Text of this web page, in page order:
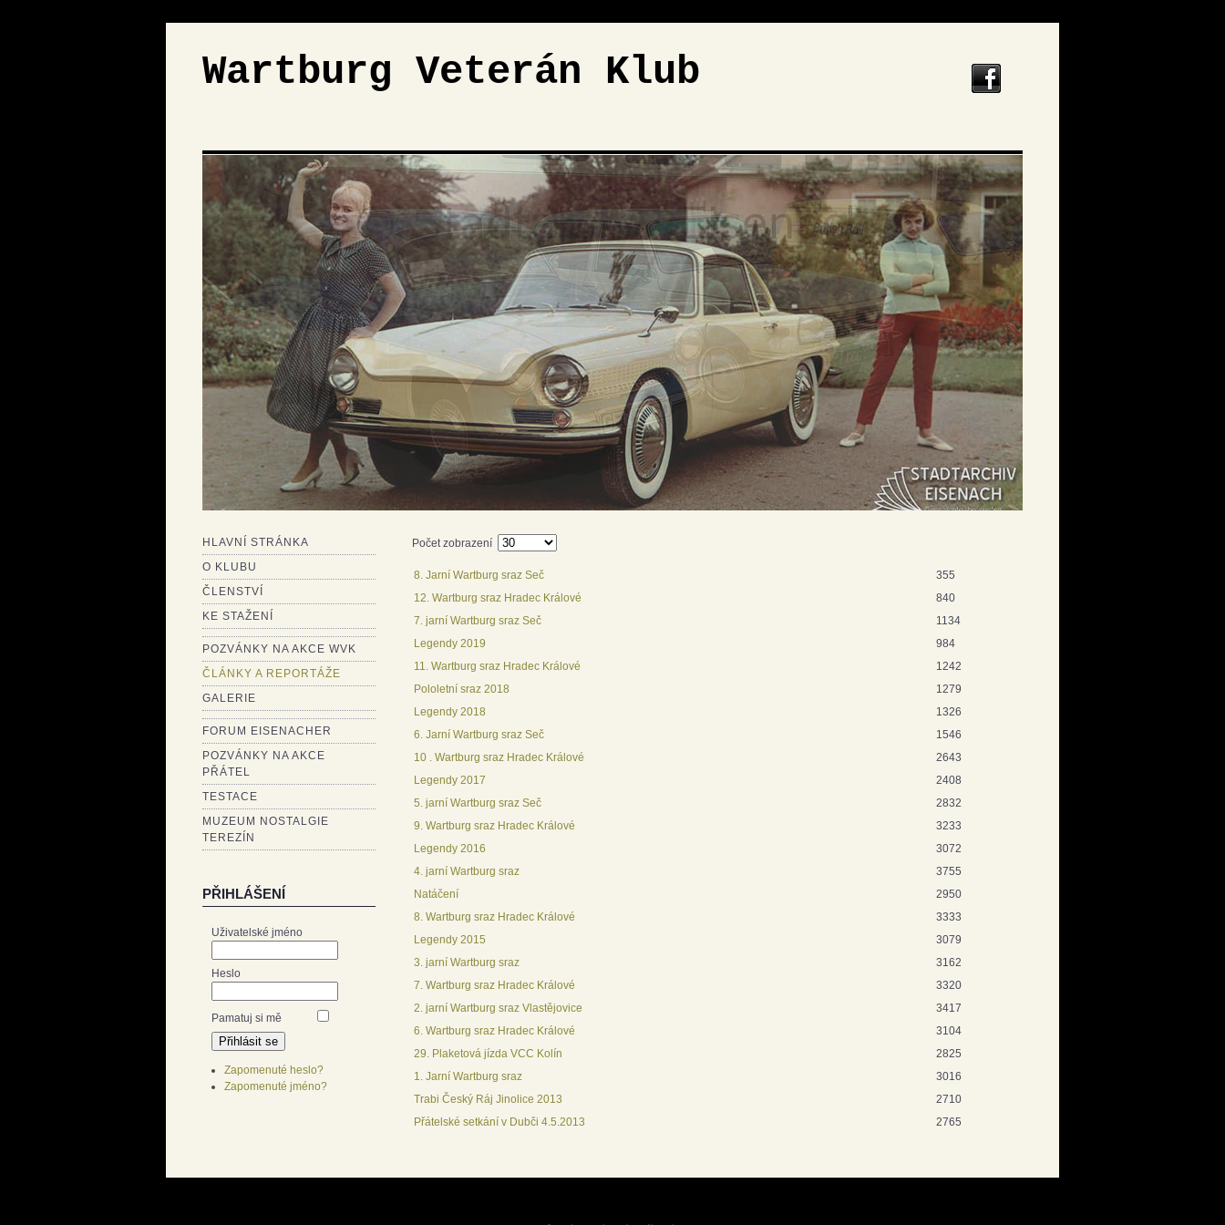
Wartburg Veterán Klub
HLAVNÍ STRÁNKA
O KLUBU
ČLENSTVÍ
KE STAŽENÍ
POZVÁNKY NA AKCE WVK
ČLÁNKY A REPORTÁŽE
GALERIE
FORUM EISENACHER
POZVÁNKY NA AKCE
PŘÁTEL
TESTACE
MUZEUM NOSTALGIE
TEREZÍN
PŘIHLÁŠENÍ
Uživatelské jméno
Heslo
Pamatuj si mě
Zapomenuté heslo?
Zapomenuté jméno?
Počet zobrazení
8. Jarní Wartburg sraz Seč
355
12. Wartburg sraz Hradec Králové
840
7. jarní Wartburg sraz Seč
1134
Legendy 2019
984
11. Wartburg sraz Hradec Králové
1242
Pololetní sraz 2018
1279
Legendy 2018
1326
6. Jarní Wartburg sraz Seč
1546
10 . Wartburg sraz Hradec Králové
2643
Legendy 2017
2408
5. jarní Wartburg sraz Seč
2832
9. Wartburg sraz Hradec Králové
3233
Legendy 2016
3072
4. jarní Wartburg sraz
3755
Natáčení
2950
8. Wartburg sraz Hradec Králové
3333
Legendy 2015
3079
3. jarní Wartburg sraz
3162
7. Wartburg sraz Hradec Králové
3320
2. jarní Wartburg sraz Vlastějovice
3417
6. Wartburg sraz Hradec Králové
3104
29. Plaketová jízda VCC Kolín
2825
1. Jarní Wartburg sraz
3016
Trabi Český Ráj Jinolice 2013
2710
Přátelské setkání v Dubči 4.5.2013
2765